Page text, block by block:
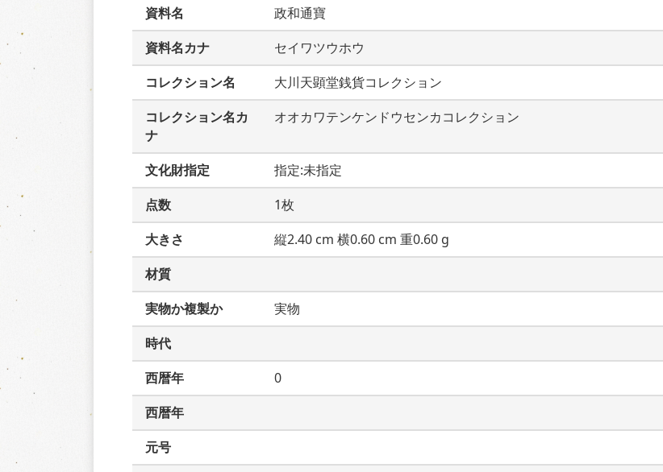
資料名
政和通寶
資料名カナ
セイワツウホウ
コレクション名
大川天顕堂銭貨コレクション
コレクション名カ
ナ
オオカワテンケンドウセンカコレクション
文化財指定
指定:未指定
点数
1枚
大きさ
縦2.40 cm 横0.60 cm 重0.60 g
材質
実物か複製か
実物
時代
西暦年
0
西暦年
元号